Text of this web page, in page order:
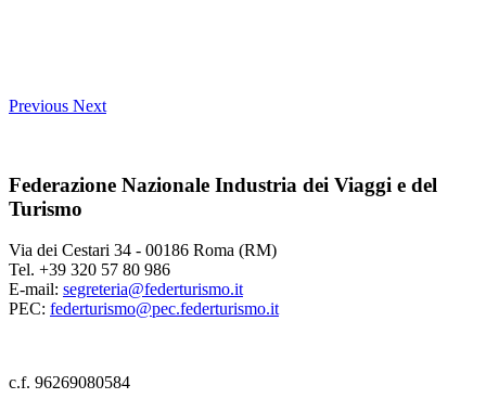
Previous Next
Federazione Nazionale Industria dei Viaggi e del
Turismo
Via dei Cestari 34 - 00186 Roma (RM)
Tel. +39 320 57 80 986
E-mail: segreteria@federturismo.it
PEC: federturismo@pec.federturismo.it
c.f. 96269080584